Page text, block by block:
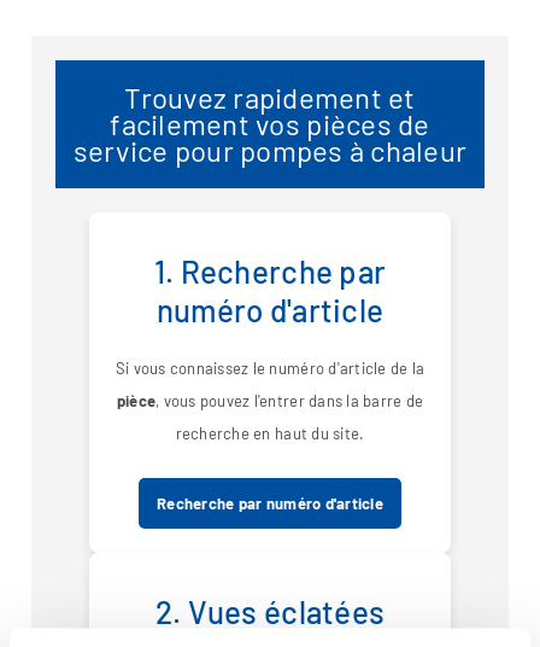
Trouvez rapidement et
facilement vos pièces de
service pour pompes à chaleur
1. Recherche par
numéro d'article
Si vous connaissez le numéro d'article de la
pièce, vous pouvez l'entrer dans la barre de
recherche en haut du site.
Recherche par numéro d'article
2. Vues éclatées